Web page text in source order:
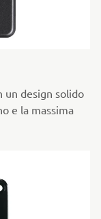
un design solido
e la massima